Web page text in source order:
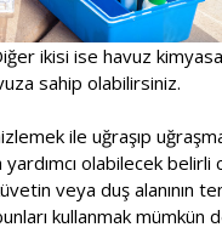
ikisi ise havuz
sahip olabilirsiniz.
ile uğraşıp
olabilecek
veya duş alanının
kullanmak mümkün